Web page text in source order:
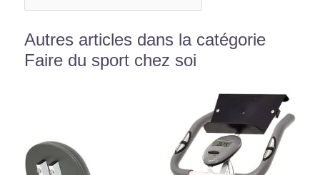
Autres articles dans la catégorie
Faire du sport chez soi